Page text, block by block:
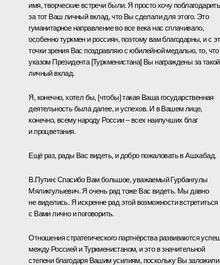
имя, творческие встречи были. Я просто хочу поблагодарить
за тот Ваш личный вклад, что Вы сделали для этого. Это
гуманитарное направление во все века нас сплачивало,
особенно туркмен и россиян, поэтому вам благодарны, и с
точки зрения Вас поздравляю с юбилейной медалью, то, что
указом Президента [Туркменистана] Вы награждены за такой
личный вклад.
Я, конечно, хотел бы, [чтобы] такая Ваша государственная
деятельность была далее, и успехов. И в Вашем лице,
конечно, всему народу России – всех наилучших благ
и процветания.
Ещё раз, рады Вас видеть, и добро пожаловать в Ашхабад.
В.Путин: Спасибо Вам большое, уважаемый Гурбангулы
Мяликгулыевич. Я очень рад тоже Вас видеть. Мы давно
не виделись. Я искренне рад этой возможности встретиться
с Вами лично и поговорить.
Отношения стратегического партнёрства развиваются
между Россией и Туркменистаном, и это в значительной
степени благодаря Вашим усилиям, поскольку Вы заложили